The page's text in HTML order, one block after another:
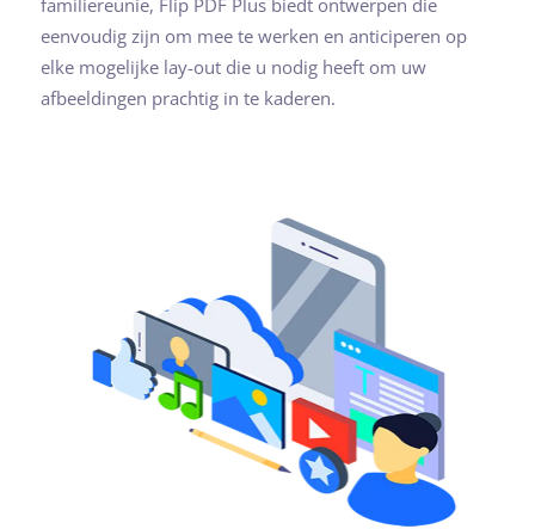
familiereünie, Flip PDF Plus biedt ontwerpen die
eenvoudig zijn om mee te werken en anticiperen op
elke mogelijke lay-out die u nodig heeft om uw
afbeeldingen prachtig in te kaderen.